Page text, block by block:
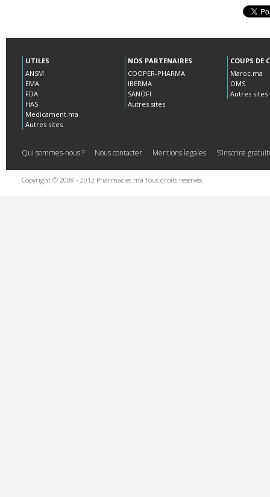
UTILES
ANSM
EMA
FDA
HAS
Medicament.ma
Autres sites
NOS PARTENAIRES
COOPER-PHARMA
IBERMA
SANOFI
Autres sites
COUPS DE
Maroc.ma
OMS
Autres sites
Qui sommes-nous ? Nous contacter Mentions legales S’inscrire
Copyright © 2008 - 2012 Pharmacies.ma Tous droits reservés